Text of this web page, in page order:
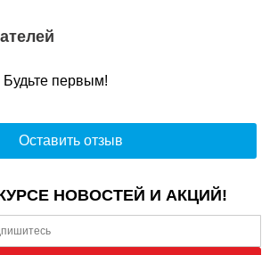
первым!
Оставить отзыв
НОВОСТЕЙ И АКЦИЙ!